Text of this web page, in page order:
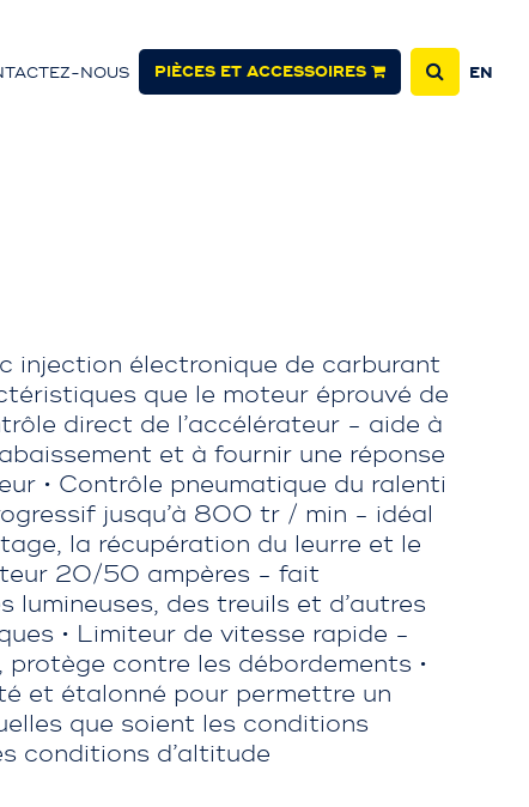
NOUS PIÈCES ET ACCESSOIRES EN
injection électronique de carburant
que le moteur éprouvé de
direct de l’accélérateur - aide à
et à fournir une réponse
• Contrôle pneumatique du ralenti
jusqu’à 800 tr / min - idéal
la récupération du leurre et le
20/50 ampères - fait
lumineuses, des treuils et d’autres
• Limiteur de vitesse rapide -
contre les débordements •
et étalonné pour permettre un
que soient les conditions
conditions d’altitude